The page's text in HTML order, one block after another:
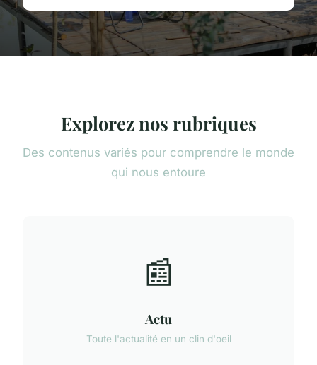
Explorez nos rubriques
Des contenus variés pour comprendre le monde
qui nous entoure
📰
Actu
Toute l'actualité en un clin d'oeil